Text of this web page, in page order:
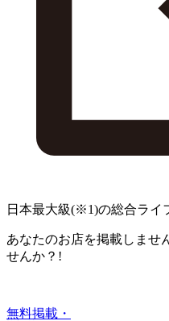
日本最大級(※1)の総合ライ
あなたのお店を掲載しませ
せんか？!
無料掲載・